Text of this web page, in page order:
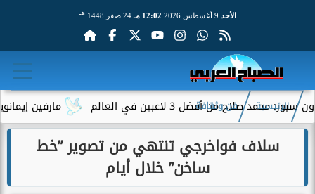
الأحد 12:02 مـ 24 صفر 1448 هـ
مارفين صلاح من أفضل 3 لاعبين في العالم
الرئيسية فن وثقافة
سلاف فواخرجي تنتهي من تصوير ”خط
ساخن” خلال أيام